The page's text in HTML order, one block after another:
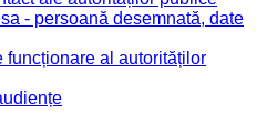
- persoană desemnată, date
funcționare al autorităților